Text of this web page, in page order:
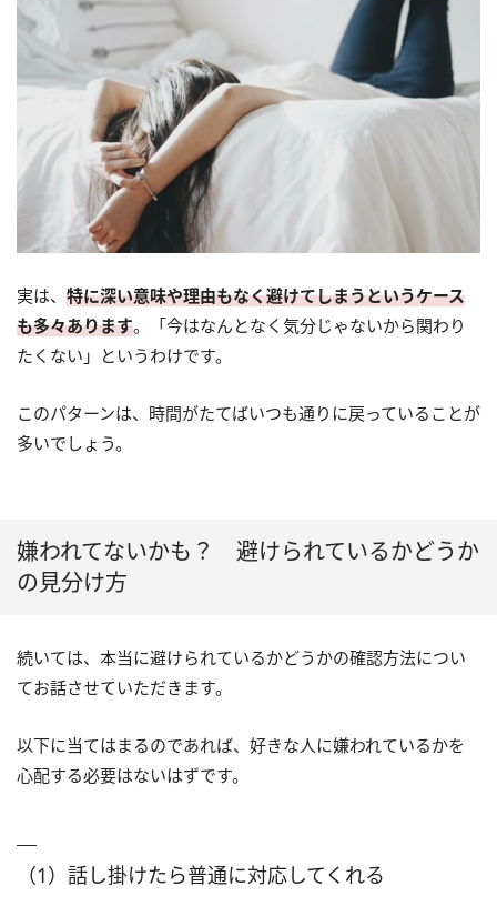
実は、 特に深い意味や理由もなく避けてしまうというケース
も多々あります。「今はなんとなく気分じゃないから関わり
たくない」というわけです。
このパターンは、時間がたてばいつも通りに戻っていることが
多いでしょう。
嫌われてないかも？ 避けられているかどうか
の見分け方
続いては、本当に避けられているかどうかの確認方法につい
てお話させていただきます。
以下に当てはまるのであれば、好きな人に嫌われているかを
心配する必要はないはずです。
（1）話し掛けたら普通に対応してくれる